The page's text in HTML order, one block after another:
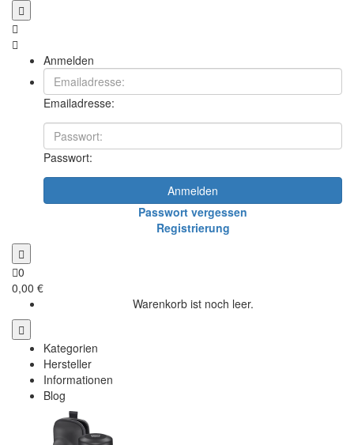
Anmelden
Emailadresse:
Passwort:
Anmelden
Passwort vergessen
Registrierung
0
0,00 €
Warenkorb ist noch leer.
Kategorien
Hersteller
Informationen
Blog